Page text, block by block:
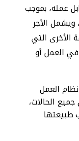
عمله، بموجب
ويشمل الأجر
الأخرى التي
العمل أو
العمل
الحالات،
طبيعتها